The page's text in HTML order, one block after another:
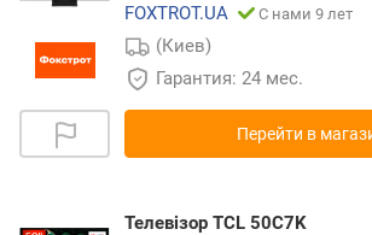
FOXTROT.UA
С нами 9 лет
(Киев)
Гарантия: 24 мес.
Перейти в
Телевізор TCL 50C7K